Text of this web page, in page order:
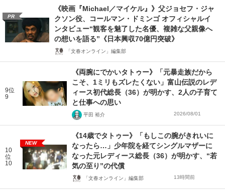
PR
《映画『Michael／マイケル』》父ジョセフ・ジャ
クソン役、コールマン・ドミンゴ オフィシャルイ
ンタビュー“観客を魅了した名優、複雑な父親像へ
の想いを語る”《日本興収70億円突破》
「文春オンライン」編集部
9位
9
《両腕にでかいタトゥー》「元暴走族だから
こそ、1ミリもズレたくない」富山伝説のレデ
ィース初代総長（36）が明かす、2人の子育て
と仕事への思い
平田 裕介 2026/08/01
10
位
10
NEW
《14歳でタトゥー》「もしこの腕がきれいに
なったら…」少年院を経てシングルマザーに
なった元レディース総長（36）が明かす、“若
気の至り”の代償
「文春オンライン」編集部 13時間前